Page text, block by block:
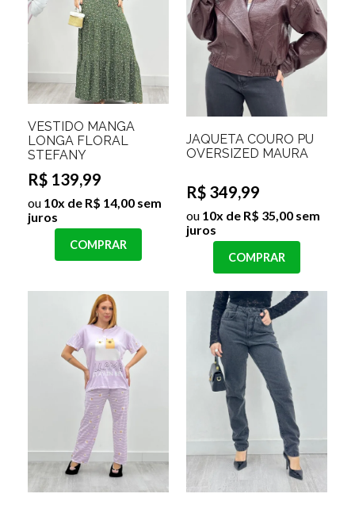
VESTIDO MANGA
LONGA FLORAL
STEFANY
R$ 139,99
ou 10x de R$ 14,00 sem
juros
COMPRAR
JAQUETA COURO PU
OVERSIZED MAURA
R$ 349,99
ou 10x de R$ 35,00 sem
juros
COMPRAR